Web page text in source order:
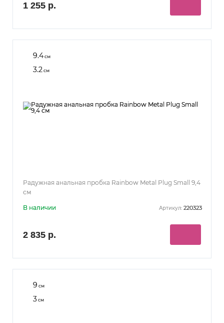
1 255 р.
9.4см
3.2см
Радужная анальная пробка Rainbow Metal Plug Small 9,4
см
В наличии Артикул: 220323
2 835 р.
9 см
3см